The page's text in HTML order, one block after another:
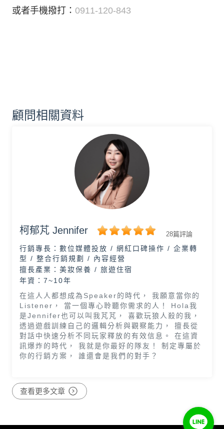
或者手機撥打： 0911-120-843
顧問相關資料
柯郁芃 Jennifer 28篇評論
行銷專長： 數位媒體投放 / 網紅口碑操作 / 企業轉
型 / 整合行銷規劃 / 內容經營
擅長產業： 美妝保養 / 旅遊住宿
年資：7~10年
在這人人都想成為Speaker的時代， 我願意當你的
Listener， 當一個專心聆聽你需求的人！ Hola我
是Jennifer也可以叫我芃芃， 喜歡玩狼人殺的我，
透過遊戲訓練自己的邏輯分析與觀察能力， 擅長從
對話中快速分析不同玩家釋放的有效信息。 在這資
訊爆炸的時代， 我就是你最好的隊友！ 制定專屬於
你的行銷方案， 誰還會是我們的對手？
查看更多文章